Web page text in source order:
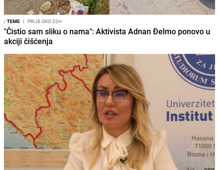
/TEME I PRIJE OKO 22H
"Čistio sam sliku o nama": Aktivista Adnan Đelmo ponovo u
akciji čišćenja